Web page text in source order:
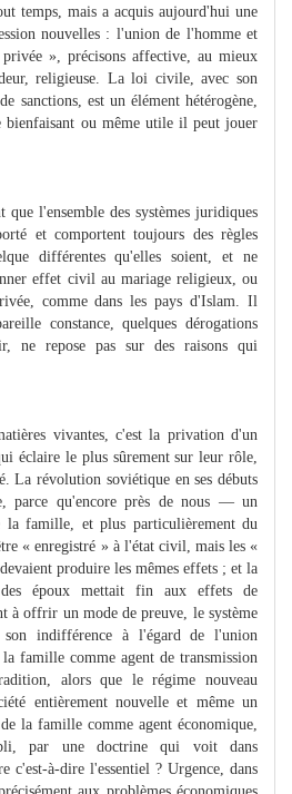
temps, mais a acquis aujourd'hui une
nouvelles : l'union de l'homme et
», précisons affective, au mieux
religieuse. La loi civile, avec son
sanctions, est un élément hétérogène,
bienfaisant ou même utile il peut jouer
que l'ensemble des systèmes juridiques
et comportent toujours des règles
différentes qu'elles soient, et ne
effet civil au mariage religieux, ou
comme dans les pays d'Islam. Il
constance, quelques dérogations
ne repose pas sur des raisons qui
vivantes, c'est la privation d'un
éclaire le plus sûrement sur leur rôle,
La révolution soviétique en ses débuts
parce qu'encore près de nous — un
la famille, et plus particulièrement du
« enregistré » à l'état civil, mais les «
produire les mêmes effets ; et la
époux mettait fin aux effets de
à offrir un mode de preuve, le système
son indifférence à l'égard de l'union
famille comme agent de transmission
alors que le régime nouveau
entièrement nouvelle et même un
la famille comme agent économique,
par une doctrine qui voit dans
c'est-à-dire l'essentiel ? Urgence, dans